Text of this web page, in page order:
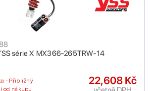
série X MX366-265TRW-14
- Přibližný
od nákupu
22,608 Kč